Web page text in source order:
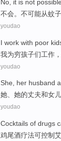
No , it is not possible
不会。 不可能从蚊子
youdao
I work with poor
我为穷孩子们工作
youdao
She, her husband
她、 她的丈夫和女
youdao
Cocktails of drugs
鸡尾酒疗法可控制